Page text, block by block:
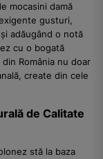
mocasini damă
gusturi,
adăugând o notă
cu o bogată
România nu doar
create din cele
de Calitate
stă la baza